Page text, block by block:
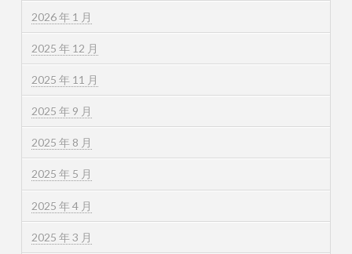
2026 年 1 月
2025 年 12 月
2025 年 11 月
2025 年 9 月
2025 年 8 月
2025 年 5 月
2025 年 4 月
2025 年 3 月